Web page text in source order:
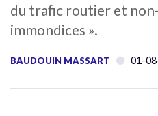
du trafic routier et non-
immondices ».
BAUDOUIN MASSART 01-